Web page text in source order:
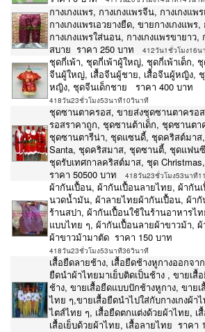
กางเกงแพร, กางเกงแพรจีน, กางเกงแพ
กางเกงแพรเอวยางยืด, ขายกางเกงแพร,
กางเกงแพรใส่นอน, กางเกงแพรขายาว,
สบาย ราคา 250 บาท
412วัน1ชั่วโมง16น
ชุดกี่เพ้า, ชุดกี่เพ้าผู้ใหญ่, ชุดกี่เพ้าเด็ก,
จีนผู้ใหญ่, เสื้อจีนผู้ชาย, เสื้อจีนผู้หญิง, ชุ
หญิง, ชุดจีนเด็กชาย ราคา 400 บาท
418วัน23ชั่วโมง53นาที10วินาที
ชุดซานตาครอส, ขายส่งชุดซานตาครอ
รอสราคาถูก, ชุดซานต้าเด็ก, ชุดซานต
ชุดซานตารีน่า, ชุดแซนดี้, ชุดคริสต์มาส
Santa, ชุดคริสมาส, ชุดซานตี้, ชุดแฟน
ชุดรับเทศกาลคริสต์มาส, ชุด
ราคา 50500 บาท
418วัน23ชั่วโมง53นาที
ผ้ากันเปื้อน, ผ้ากันเปื้อนลายไทย, ผ้ากัน
นวดน้ำมัน, ผ้าลายไทยผ้ากันเปื้อน, ผ้ากั
ร้านสปา, ผ้ากันเปื้อนใช้ในร้านอาหารไ
แบบไทย ๆ, ผ้ากันเปื้อนลายผ้าขาวม้า, ผ้
ผ้าขาวม้ามาตัด ราคา 150 บาท
418วัน23ชั่วโมง53นาที36วินาที
เสื้อยืดลายช้าง, เสื้อยืดช้างหูกางออกจา
ยืดนำผ้าไทยมาเย็บติดเป็นช้าง , ขายเสื้
ช้าง, ขายเสื้อยืดแบบปักช้างหูกาง, ขาย
ไทย ๆ,ขายเสื้อยืดนำไปใส่กับกางเกงผ้า
ไตส์ไทย ๆ, เสื้อยืดตกแต่งด้วยผ้าไทย, เ
เสื้อเย็บด้วยผ้าไทย, เสื้อลายไทย ราคา